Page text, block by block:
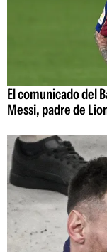
El comunicado del
Messi, padre de